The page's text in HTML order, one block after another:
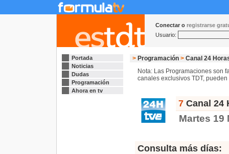
Conectar o registrarse
Usuario:
Portada
Noticias
Dudas
Programación
Ahora en tv
> Programación > Canal 24
Nota: Las Programaciones son
canales exclusivos TDT,
7 Canal 24
Martes 19
Consulta más días: